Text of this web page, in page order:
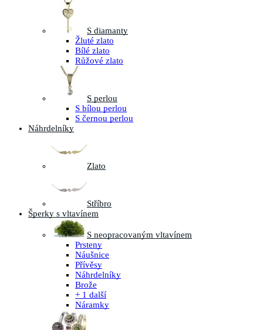
S diamanty
Žluté zlato
Bílé zlato
Růžové zlato
S perlou
S bílou perlou
S černou perlou
Náhrdelníky
Zlato
Stříbro
Šperky s vltavínem
S neopracovaným vltavínem
Prsteny
Náušnice
Přívěsy
Náhrdelníky
Brože
+ 1 další
Náramky